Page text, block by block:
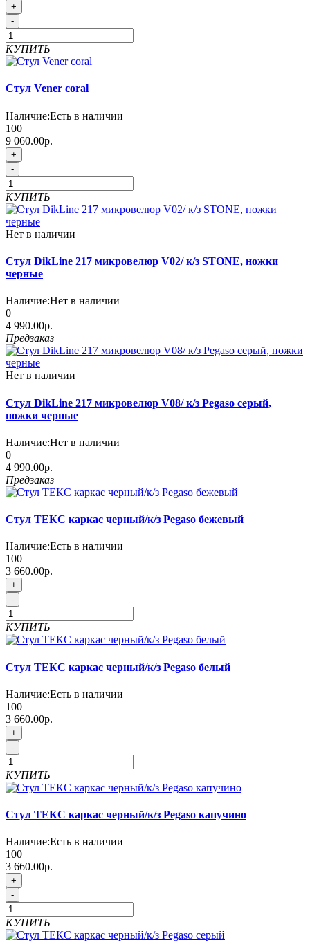
+
-
КУПИТЬ
Стул Vener coral
Наличие:Есть в наличии
100
9 060.00р.
+
-
КУПИТЬ
Нет в наличии
Стул DikLine 217 микровелюр V02/ к/з STONE, ножки
черные
Наличие:Нет в наличии
0
4 990.00р.
Предзаказ
Нет в наличии
Стул DikLine 217 микровелюр V08/ к/з Pegaso серый,
ножки черные
Наличие:Нет в наличии
0
4 990.00р.
Предзаказ
Стул ТЕКС каркас черный/к/з Pegaso бежевый
Наличие:Есть в наличии
100
3 660.00р.
+
-
КУПИТЬ
Стул ТЕКС каркас черный/к/з Pegaso белый
Наличие:Есть в наличии
100
3 660.00р.
+
-
КУПИТЬ
Стул ТЕКС каркас черный/к/з Pegaso капучино
Наличие:Есть в наличии
100
3 660.00р.
+
-
КУПИТЬ